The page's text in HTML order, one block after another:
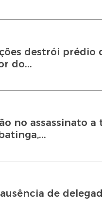
destrói prédio
do...
no assassinato
de